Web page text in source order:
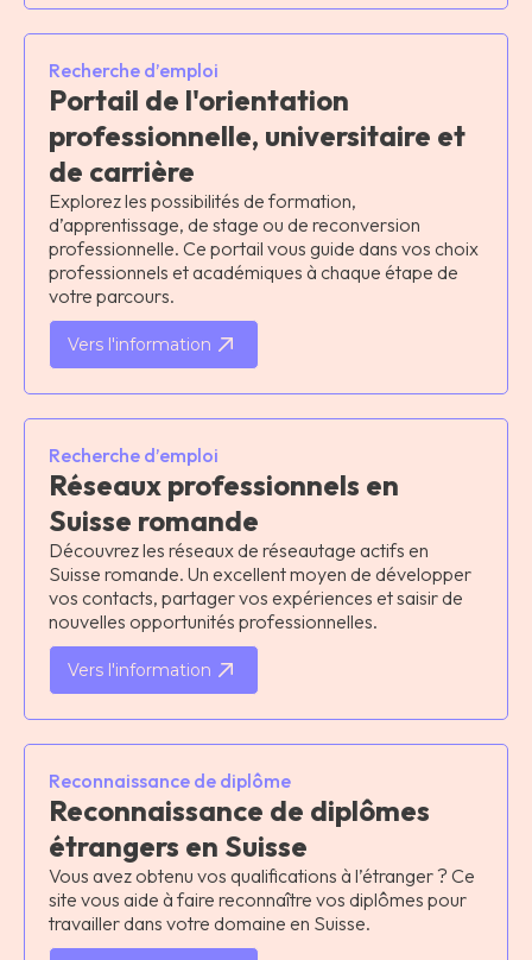
Recherche d’emploi
Portail de l'orientation
professionnelle, universitaire et
de carrière
Explorez les possibilités de formation,
d’apprentissage, de stage ou de reconversion
professionnelle. Ce portail vous guide dans vos choix
professionnels et académiques à chaque étape de
votre parcours.
Vers l'information
Recherche d’emploi
Réseaux professionnels en
Suisse romande
Découvrez les réseaux de réseautage actifs en
Suisse romande. Un excellent moyen de développer
vos contacts, partager vos expériences et saisir de
nouvelles opportunités professionnelles.
Vers l'information
Reconnaissance de diplôme
Reconnaissance de diplômes
étrangers en Suisse
Vous avez obtenu vos qualifications à l’étranger ? Ce
site vous aide à faire reconnaître vos diplômes pour
travailler dans votre domaine en Suisse.